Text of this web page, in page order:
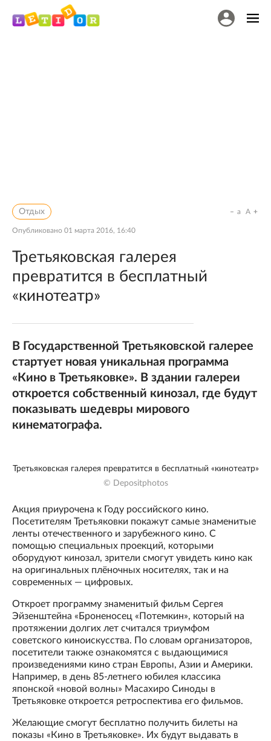
Отдых
Опубликовано 01 марта 2016, 16:40
a A
Третьяковская галерея
превратится в бесплатный
«кинотеатр»
В Государственной Третьяковской галерее
стартует новая уникальная программа
«Кино в Третьяковке». В здании галереи
откроется собственный кинозал, где будут
показывать шедевры мирового
кинематографа.
Третьяковская галерея превратится в бесплатный «кинотеатр»
© Depositphotos
Акция приурочена к Году российского кино.
Посетителям Третьяковки покажут самые знаменитые
ленты отечественного и зарубежного кино. С
помощью специальных проекций, которыми
оборудуют кинозал, зрители смогут увидеть кино как
на оригинальных плёночных носителях, так и на
современных — цифровых.
Откроет программу знаменитый фильм Сергея
Эйзенштейна «Броненосец «Потемкин», который на
протяжении долгих лет считался триумфом
советского киноискусства. По словам организаторов,
посетители также ознакомятся с выдающимися
произведениями кино стран Европы, Азии и Америки.
Например, в день 85-летнего юбилея классика
японской «новой волны» Масахиро Синоды в
Третьяковке откроется ретроспектива его фильмов.
Желающие смогут бесплатно получить билеты на
показы «Кино в Третьяковке». Их будут выдавать в